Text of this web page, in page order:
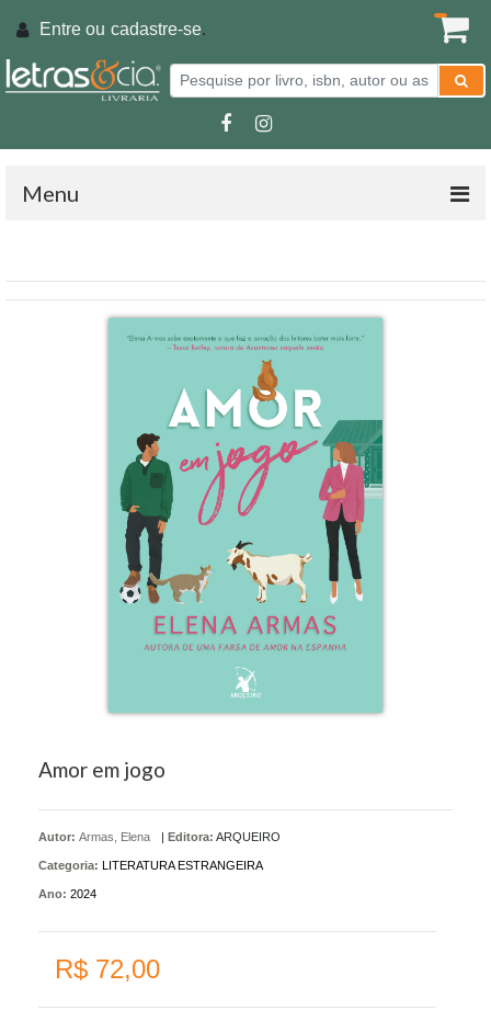
Entre ou cadastre-se.
Menu
Amor em jogo
Autor: Armas, Elena Editora: ARQUEIRO
Categoria: LITERATURA ESTRANGEIRA
Ano: 2024
R$ 72,00